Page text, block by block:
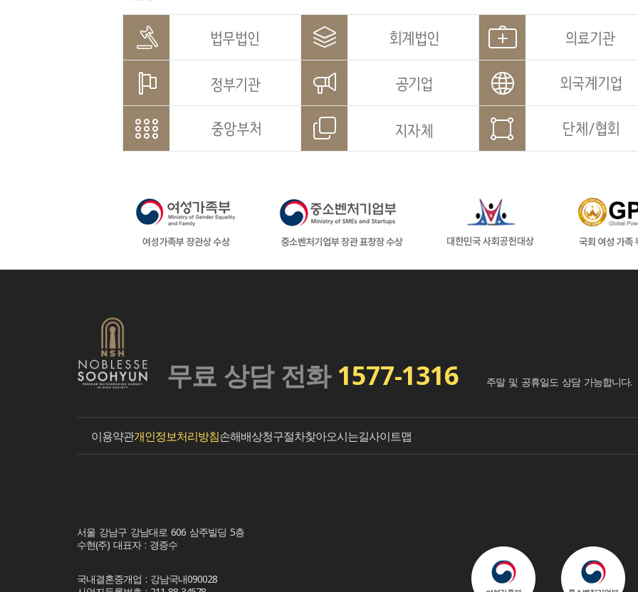
무료 상담 전화1577-1316 주말 및 공휴일도 상담 가능합니다.
이용약관개인정보처리방침손해배상청구절차찾아오시는길사이트맵
서울 강남구 강남대로 606 삼주빌딩 5층
수현(주) 대표자 : 경증수
국내결혼중개업 : 강남국내090028